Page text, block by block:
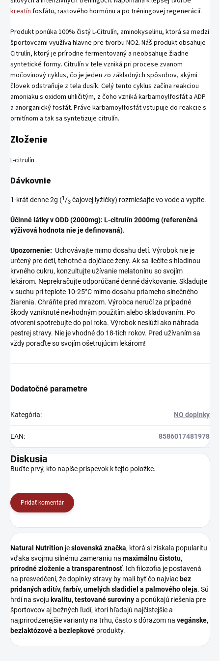
kreatín fosfátu, rastového hormónu a po tréningovej regenerácií.
Produkt ponúka 100% čistý L-Citrulín, aminokyselinu, ktorá sa medzi
športovcami využíva hlavne pre tvorbu NO2. Náš produkt obsahuje
Citrulín, ktorý je prírodne fermentovaný a neobsahuje žiadne
syntetické formy. Citrulín v tele vzniká pri procese zvanom
močovinový cyklus, čo je jeden zo základných spôsobov, akými
človek odstraňuje z tela dusík. Celý tento cyklus začína reakciou
amoniaku s oxidom uhličitým, z čoho vzniká karbamoylfosfát a ADP
a anorganický fosfát. Práve karbamoylfosfát vstupuje do reakcie s
ornitínom a tak sa syntetizuje citrulín.
Zloženie
L-citrulín
Dávkovnie
1-krát denne 2g (1/3 čajovej lyžičky) rozmiešajte vo vode a vypite.
Účinné látky v ODD (2000mg): L-citrulín 2000mg (referenčná
výživová hodnota nie je definovaná).
Upozornenie: Uchovávajte mimo dosahu detí. Výrobok nie je
určený pre deti, tehotné a dojčiace ženy. Ak sa liečite s hladinou
krvného cukru, konzultujte užívanie melatonínu so svojím
lekárom. Neprekračujte odporúčané denné dávkovanie. Skladujte
v suchu pri teplote 10-25°C mimo dosahu priameho slnečného
žiarenia. Chráňte pred mrazom. Výrobca neručí za prípadné
škody vzniknuté nevhodným použitím alebo skladovaním. Po
otvorení spotrebujte do pol roka. Výrobok neslúži ako náhrada
pestrej stravy. Nie je vhodné do 18-tich rokov. Pred užívaním sa
vždy poraďte so svojím ošetrujúcim lekárom!
Dodatočné parametre
Kategória: NO doplnky
EAN: 8586017481978
Diskusia
Buďte prvý, kto napíše príspevok k tejto položke.
Pridať komentár
Natural Nutrition jeslovenská značka, ktorá si získala popularitu
vďaka svojmu silnému zameraniu na maximálnu čistotu,
prírodné zloženie a transparentnosť. Ich filozofia je postavená
na presvedčení, že doplnky stravy by mali byť čo najviac bez
pridaných aditív, farbív, umelých sladidiel a palmového oleja. Sú
hrdí na svoju kvalitu, testované surovinya ponúkajú riešenia pre
športovcov aj bežných ľudí, ktorí hľadajú najčistejšie a
najprirodzenejšie varianty na trhu, často s dôrazom na vegánske,
bezlaktózové a bezlepkové produkty.